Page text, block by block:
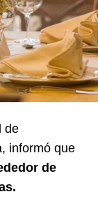
de
informó que
de
.